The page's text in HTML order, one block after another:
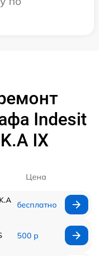
Indesit
IX
Цена
бесплатно
500 р